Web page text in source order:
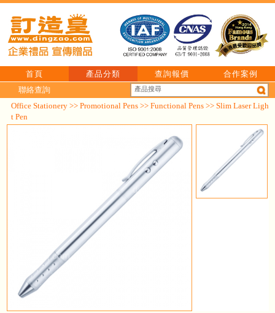
首頁 產品分類 查詢報價
合作案例
聯絡查詢
Office Stationery >> Promotional Pens >> Functional Pens >> Slim Laser Ligh
t Pen